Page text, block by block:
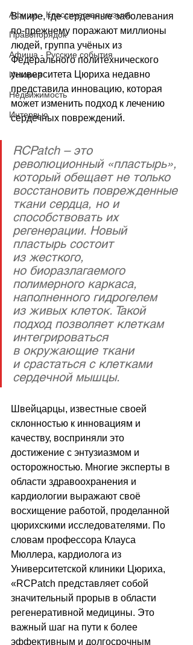
Афиша - Классическая музыка
Правопорядок
Афиша - Русские события
История
Недвижимость
Интервью
В мире, где сердечные заболевания
по-прежнему поражают миллионы
людей, группа учёных из
Федерального политехнического
университета Цюриха недавно
представила инновацию, которая
может изменить подход к лечению
сердечных повреждений.
RCPatch – это
революционный «пластырь»,
который обещает не только
восстановить поврежденные
ткани сердца, но и
способствовать их
регенерации. Новый
пластырь состоит
из жесткого,
но биоразлагаемого
полимерного каркаса,
наполненного гидрогелем
из живых клеток. Такой
подход позволяет клеткам
интегрироваться
в окружающие ткани
и срастаться с клетками
сердечной мышцы.
Швейцарцы, известные своей
склонностью к инновациям и
качеству, восприняли это
достижение с энтузиазмом и
осторожностью. Многие эксперты в
области здравоохранения и
кардиологии выражают своё
восхищение работой, проделанной
цюрихскими исследователями. По
словам профессора Клауса
Мюллера, кардиолога из
Университетской клиники Цюриха,
«RCPatch представляет собой
значительный прорыв в области
регенеративной медицины. Это
важный шаг на пути к более
эффективным и долгосрочным